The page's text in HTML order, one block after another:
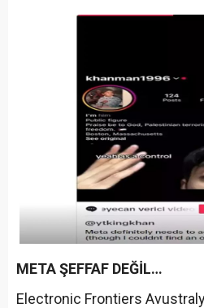
META ŞEFFAF DEĞİL…
Electronic Frontiers